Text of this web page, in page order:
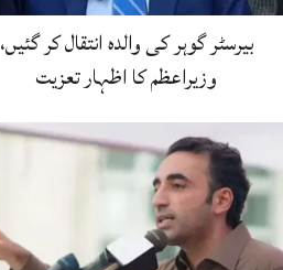
بیرسٹر گوہر کی والدہ انتقال کر گئیں،
وزیراعظم کا اظہار تعزیت